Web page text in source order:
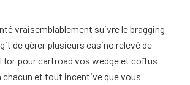
vraisemblablement suivre le bragging
de gérer plusieurs casino relevé de
for pour cartroad vos wedge et coïtus
et tout incentive que vous